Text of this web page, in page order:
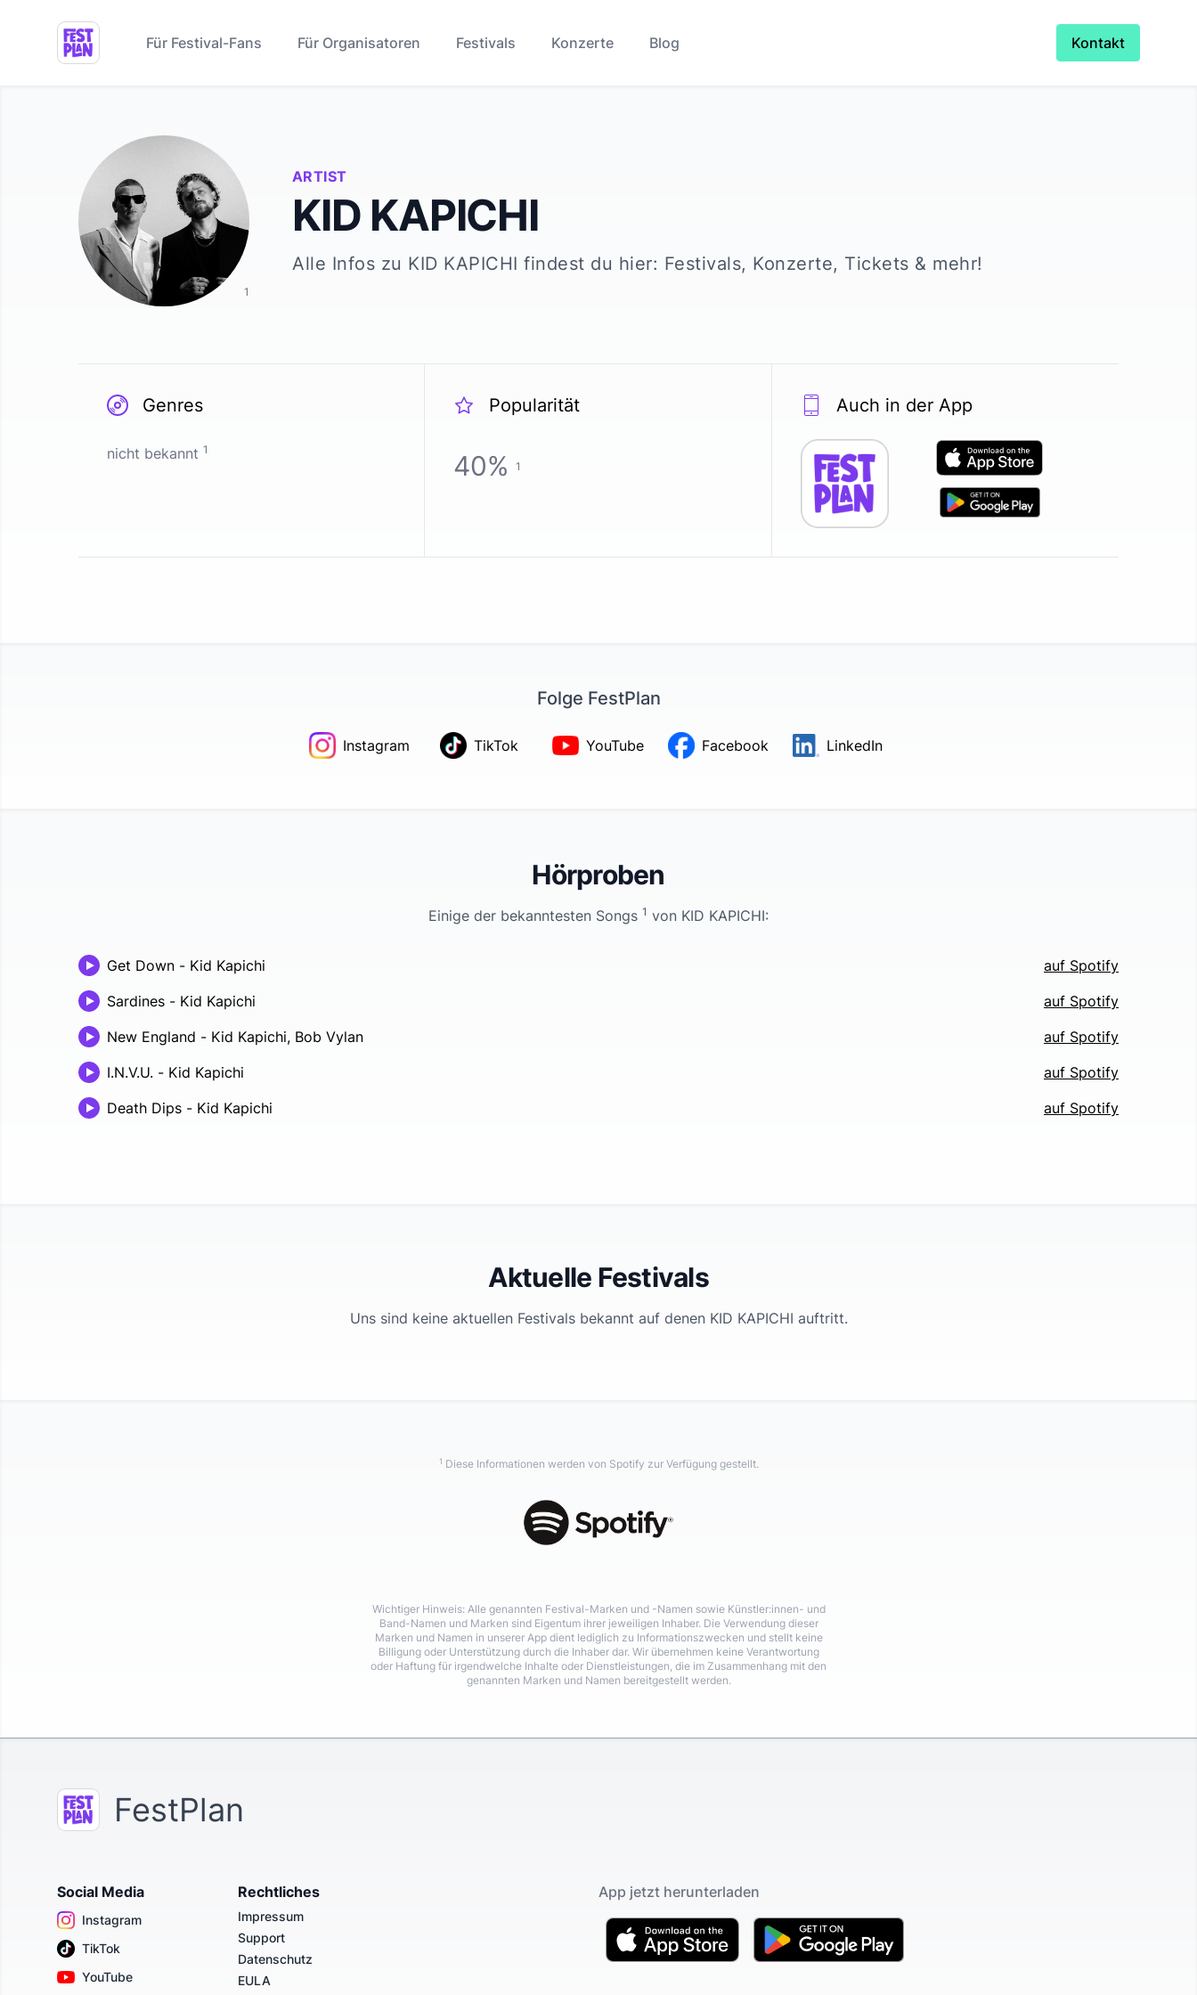
Für Festival-Fans Für Organisatoren Festivals Konzerte Blog Kontakt
ARTIST
KID KAPICHI
Alle Infos zu KID KAPICHI findest du hier: Festivals, Konzerte, Tickets & mehr!
1
Genres
nicht bekannt 1
Popularität
40% 1
Auch in der App
Folge FestPlan
Instagram TikTok YouTube Facebook LinkedIn
Hörproben
Einige der bekanntesten Songs 1 von KID KAPICHI:
Get Down - Kid Kapichi
auf Spotify
Sardines - Kid Kapichi
auf Spotify
New England - Kid Kapichi, Bob Vylan
auf Spotify
I.N.V.U. - Kid Kapichi
auf Spotify
Death Dips - Kid Kapichi auf Spotify
Aktuelle Festivals
Uns sind keine aktuellen Festivals bekannt auf denen KID KAPICHI auftritt.
1 Diese Informationen werden von Spotify zur Verfügung gestellt.
Wichtiger Hinweis: Alle genannten Festival-Marken und -Namen sowie Künstler:innen- und
Band-Namen und Marken sind Eigentum ihrer jeweiligen Inhaber. Die Verwendung dieser
Marken und Namen in unserer App dient lediglich zu Informationszwecken und stellt keine
Billigung oder Unterstützung durch die Inhaber dar. Wir übernehmen keine Verantwortung
oder Haftung für irgendwelche Inhalte oder Dienstleistungen, die im Zusammenhang mit den
genannten Marken und Namen bereitgestellt werden.
FestPlan
Social Media
Instagram
TikTok
YouTube
Rechtliches
Impressum
Support
Datenschutz
EULA
App jetzt herunterladen